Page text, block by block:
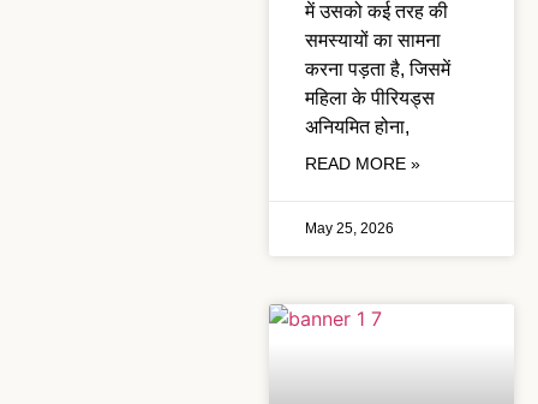
में उसको कई तरह की
समस्यायों का सामना
करना पड़ता है, जिसमें
महिला के पीरियड्स
अनियमित होना,
READ MORE »
May 25, 2026